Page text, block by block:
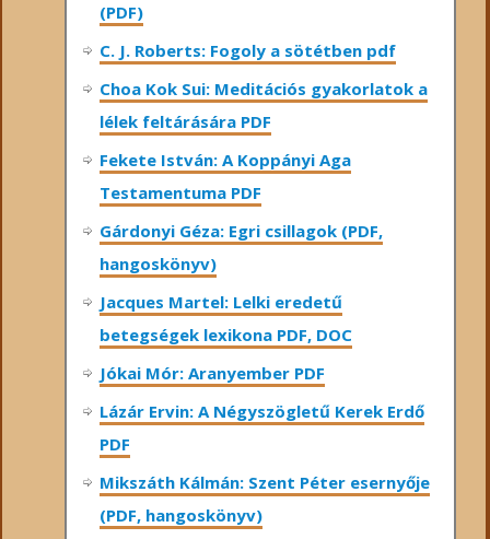
(PDF)
C. J. Roberts: Fogoly a sötétben pdf
Choa Kok Sui: Meditációs gyakorlatok a
lélek feltárására PDF
Fekete István: A Koppányi Aga
Testamentuma PDF
Gárdonyi Géza: Egri csillagok (PDF,
hangoskönyv)
Jacques Martel: Lelki eredetű
betegségek lexikona PDF, DOC
Jókai Mór: Aranyember PDF
Lázár Ervin: A Négyszögletű Kerek Erdő
PDF
Mikszáth Kálmán: Szent Péter esernyője
(PDF, hangoskönyv)